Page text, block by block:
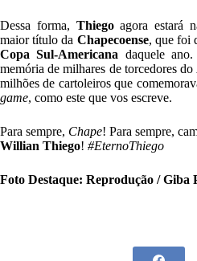
Dessa forma, Thiegoagora estará
maior título da Chapecoense, que foi
Copa Sul-Americana daquele
memória de milhares de torcedores do
milhões de cartoleiros que
game, como este que vos escreve.
Para sempre, Chape! Para sempre,
Willian Thiego! #EternoThiego
Foto Destaque: Reprodução / Giba